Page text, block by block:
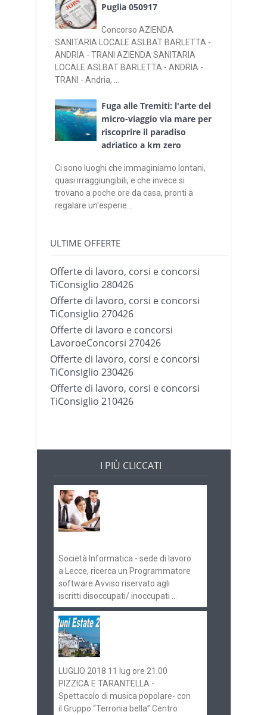
Puglia 050917
Concorso AZIENDA
SANITARIA LOCALE ASLBAT BARLETTA -
ANDRIA - TRANI AZIENDA SANITARIA
LOCALE ASLBAT BARLETTA - ANDRIA -
TRANI - Andria, ...
Fuga alle Tremiti: l'arte del
micro-viaggio via mare per
riscoprire il paradiso
adriatico a km zero
Ci sono luoghi che immaginiamo lontani,
quasi irraggiungibili, e che invece si
trovano a poche ore da casa, pronti a
regalare un'esperie...
ULTIME OFFERTE
Offerte di lavoro, corsi e concorsi
TiConsiglio 280426
Offerte di lavoro, corsi e concorsi
TiConsiglio 270426
Offerte di lavoro e concorsi
LavoroeConcorsi 270426
Offerte di lavoro, corsi e concorsi
TiConsiglio 230426
Offerte di lavoro, corsi e concorsi
TiConsiglio 210426
I PIÙ CLICCATI
Società Informatica - sede di lavoro
a Lecce, ricerca un Programmatore
software Avviso riservato agli
iscritti disoccupati/ inoccupati ...
LUGLIO 2018 11 lug ore 21.00
PIZZICA E TARANTELLA -
Spettacolo di musica popolare- con
il Gruppo “Terronia bella” Centro